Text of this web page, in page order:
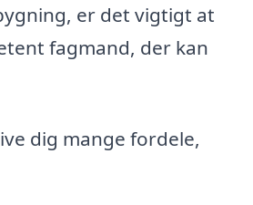
er det vigtigt at
fagmand, der kan
dig mange fordele,